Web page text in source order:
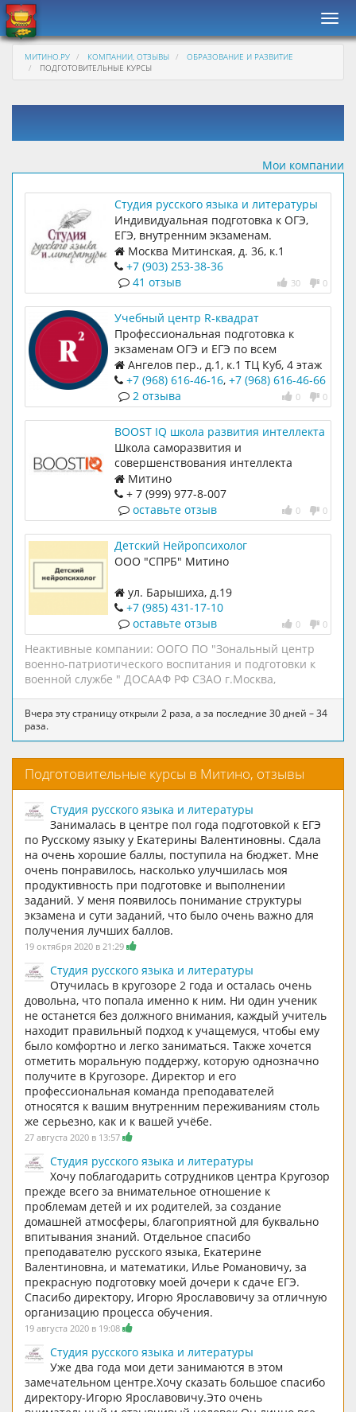
МИТИНО.РУ КОМПАНИИ, ОТЗЫВЫ
ОБРАЗОВАНИЕ И РАЗВИТИЕ
ПОДГОТОВИТЕЛЬНЫЕ КУРСЫ
Мои компании
Студия русского языка и литературы
Индивидуальная подготовка к ОГЭ,
ЕГЭ, внутренним экзаменам.
Москва Митинская, д. 36, к.1
+7 (903) 253-38-36
30 0
41 отзыв
Учебный центр R-квадрат
Профессиональная подготовка к
экзаменам ОГЭ и ЕГЭ по всем
предметам. Профориентация и
построение стратегии поступления в
ВУЗ. Подготовка к экзаменам в
профильные классы,
специализированные лицеи и
предуниверсарии. Олимпиадная
математика, Матвертикаль, курсы
ЗФТШ, хим-био плюс. Помощь в
изучении школьной программы.
Репетиторы с 1 по 11.
Индивидуальные и групповые
новости: t.me/r2_ege
Ангелов пер., д.1, к.1 ТЦ Куб, 4 этаж
(лифт)
+7 (968) 616-46-16, +7 (968) 616-46-66
0 0
2 отзыва
BOOST IQ школа развития интеллекта
Школа саморазвития и
совершенствования интеллекта
Митино
+ 7 (999) 977-8-007
0 0
оставьте отзыв
Детский Нейропсихолог
ООО "СПРБ" Митино
ул. Барышиха, д.19
+7 (985) 431-17-10
0 0
оставьте отзыв
Неактивные компании: ООГО ПО "Зональный центр
военно-патриотического воспитания и подготовки к
военной службе " ДОСААФ РФ СЗАО г.Москва,
Вчера эту страницу открыли 2 раза, а за последние 30 дней – 34
раза.
Подготовительные курсы в Митино, отзывы
Студия русского языка и литературы
Занималась в центре пол года подготовкой к ЕГЭ
по Русскому языку у Екатерины Валентиновны. Сдала
на очень хорошие баллы, поступила на бюджет. Мне
очень понравилось, насколько улучшилась моя
продуктивность при подготовке и выполнении
заданий. У меня появилось понимание структуры
экзамена и сути заданий, что было очень важно для
получения лучших баллов.
19 октября 2020 в 21:29
Студия русского языка и литературы
Отучилась в кругозоре 2 года и осталась очень
довольна, что попала именно к ним. Ни один ученик
не останется без должного внимания, каждый учитель
находит правильный подход к учащемуся, чтобы ему
было комфортно и легко заниматься. Также хочется
отметить моральную поддержу, которую однозначно
получите в Кругозоре. Директор и его
профессиональная команда преподавателей
относятся к вашим внутренним переживаниям столь
же серьезно, как и к вашей учёбе.
27 августа 2020 в 13:57
Студия русского языка и литературы
Хочу поблагодарить сотрудников центра Кругозор
прежде всего за внимательное отношение к
проблемам детей и их родителей, за создание
домашней атмосферы, благоприятной для буквально
впитывания знаний. Отдельное спасибо
преподавателю русского языка, Екатерине
Валентиновна, и математики, Илье Романовичу, за
прекрасную подготовку моей дочери к сдаче ЕГЭ.
Спасибо директору, Игорю Ярославовичу за отличную
организацию процесса обучения.
19 августа 2020 в 19:08
Студия русского языка и литературы
Уже два года мои дети занимаются в этом
замечательном центре.Хочу сказать большое спасибо
директору-Игорю Ярославовичу.Это очень